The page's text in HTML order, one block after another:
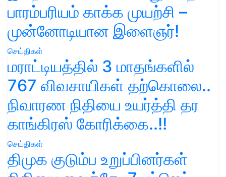
பாரம்பரியம் காக்க முயற்சி –
முன்னோடியான இளைஞர்!
செய்திகள்
மராட்டியத்தில் 3 மாதங்களில்
767 விவசாயிகள் தற்கொலை..
நிவாரண நிதியை உயர்த்தி தர
காங்கிரஸ் கோரிக்கை..!!
செய்திகள்
திமுக குடும்ப உறுப்பினர்கள்